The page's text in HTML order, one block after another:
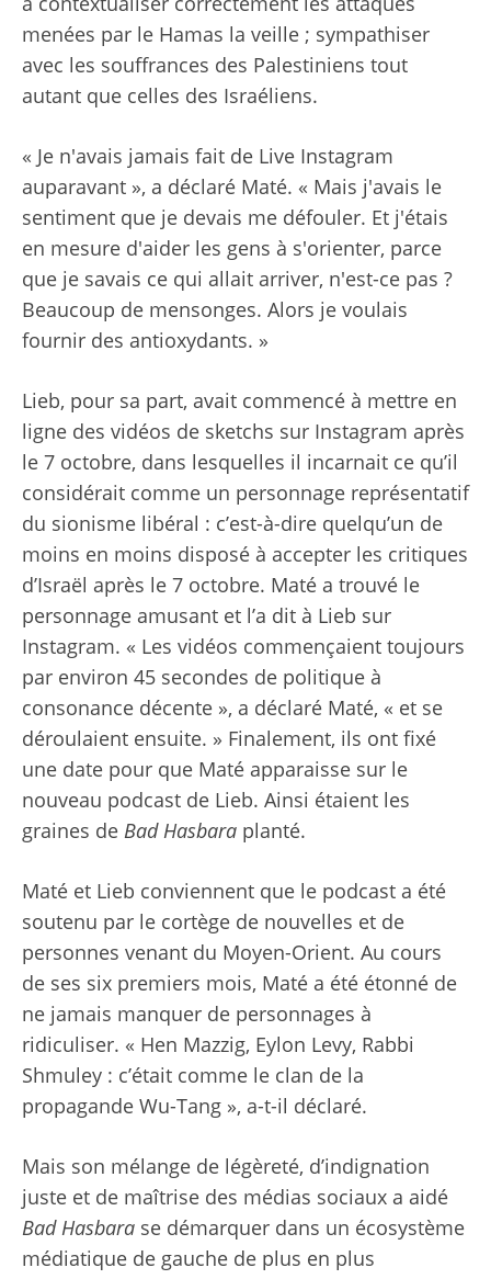
menées par le Hamas la veille ; sympathiser
avec les souffrances des Palestiniens tout
autant que celles des Israéliens.
« Je n'avais jamais fait de Live Instagram
auparavant », a déclaré Maté. « Mais j'avais le
sentiment que je devais me défouler. Et j'étais
en mesure d'aider les gens à s'orienter, parce
que je savais ce qui allait arriver, n'est-ce pas ?
Beaucoup de mensonges. Alors je voulais
fournir des antioxydants. »
Lieb, pour sa part, avait commencé à mettre en
ligne des vidéos de sketchs sur Instagram après
le 7 octobre, dans lesquelles il incarnait ce qu’il
considérait comme un personnage représentatif
du sionisme libéral : c’est-à-dire quelqu’un de
moins en moins disposé à accepter les critiques
d’Israël après le 7 octobre. Maté a trouvé le
personnage amusant et l’a dit à Lieb sur
Instagram. « Les vidéos commençaient toujours
par environ 45 secondes de politique à
consonance décente », a déclaré Maté, « et se
déroulaient ensuite. » Finalement, ils ont fixé
une date pour que Maté apparaisse sur le
nouveau podcast de Lieb. Ainsi étaient les
graines de Bad Hasbara planté.
Maté et Lieb conviennent que le podcast a été
soutenu par le cortège de nouvelles et de
personnes venant du Moyen-Orient. Au cours
de ses six premiers mois, Maté a été étonné de
ne jamais manquer de personnages à
ridiculiser. « Hen Mazzig, Eylon Levy, Rabbi
Shmuley : c’était comme le clan de la
propagande Wu-Tang », a-t-il déclaré.
Mais son mélange de légèreté, d’indignation
juste et de maîtrise des médias sociaux a aidé
Bad Hasbara se démarquer dans un écosystème
médiatique de gauche de plus en plus